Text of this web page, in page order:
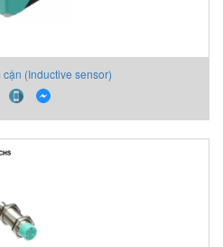
(Inductive sensor)